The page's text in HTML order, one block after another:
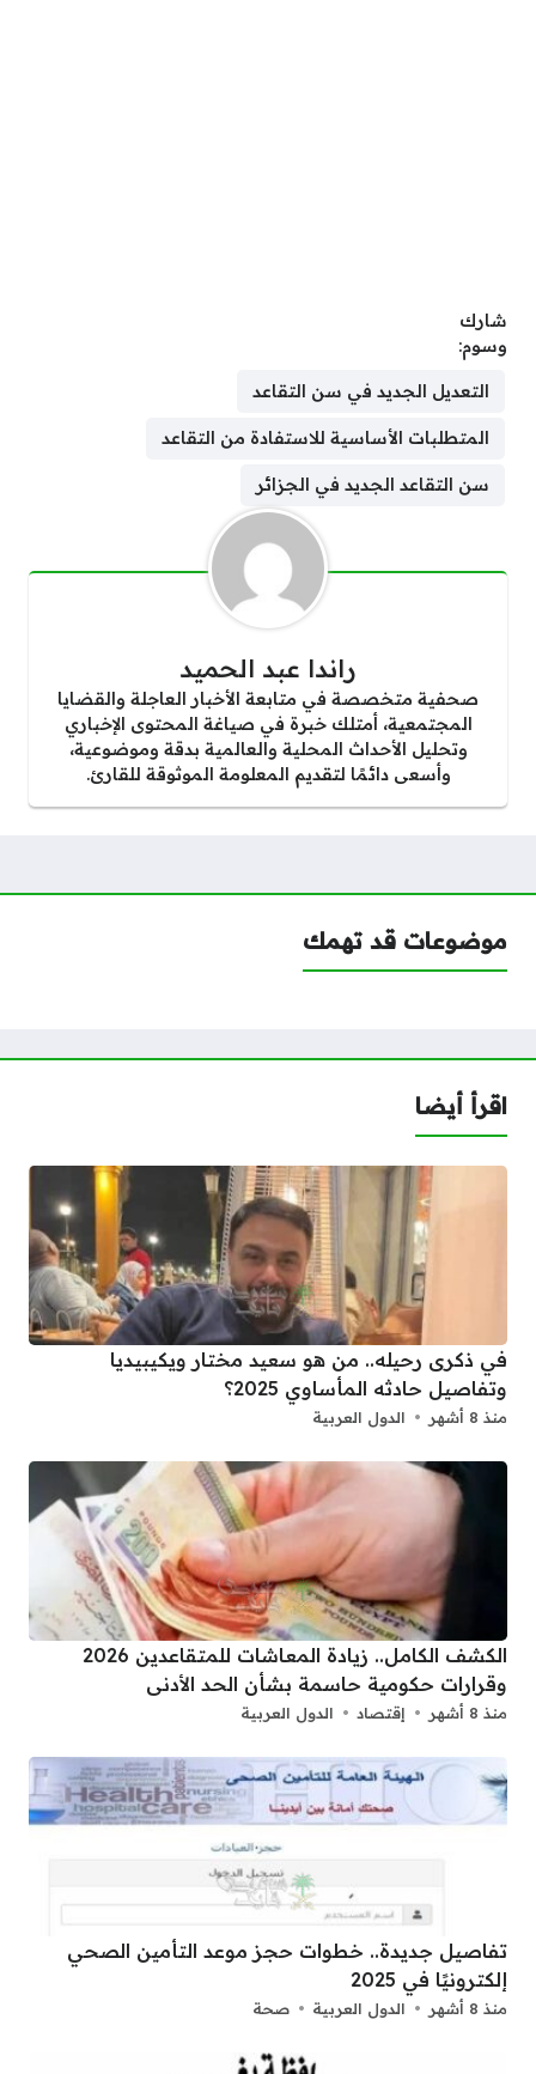
شارك
وسوم:
التعديل الجديد في سن التقاعد
المتطلبات الأساسية للاستفادة من التقاعد
سن التقاعد الجديد في الجزائر
راندا عبد الحميد
صحفية متخصصة في متابعة الأخبار العاجلة والقضايا
المجتمعية، أمتلك خبرة في صياغة المحتوى الإخباري
وتحليل الأحداث المحلية والعالمية بدقة وموضوعية،
وأسعى دائمًا لتقديم المعلومة الموثوقة للقارئ.
موضوعات قد تهمك
اقرأ أيضا
في ذكرى رحيله.. من هو سعيد مختار ويكيبيديا
وتفاصيل حادثه المأساوي 2025؟
منذ 8 أشهر الدول العربية
الكشف الكامل.. زيادة المعاشات للمتقاعدين 2026
وقرارات حكومية حاسمة بشأن الحد الأدنى
منذ 8 أشهر إقتصاد الدول العربية
تفاصيل جديدة.. خطوات حجز موعد التأمين الصحي
إلكترونيًا في 2025
منذ 8 أشهر الدول العربية صحة